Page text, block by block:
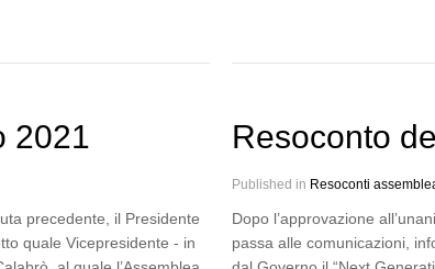
2021
precedente, il Presidente
quale Vicepresidente - in
Resoconto
Published in Resoconti
Dopo l’approvazione
passa alle comunicazioni,